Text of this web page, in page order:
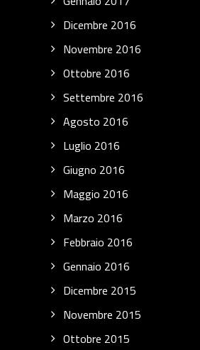
Dicembre 2016
Novembre 2016
Ottobre 2016
Settembre 2016
Agosto 2016
Luglio 2016
Giugno 2016
Maggio 2016
Marzo 2016
Febbraio 2016
Gennaio 2016
Dicembre 2015
Novembre 2015
Ottobre 2015